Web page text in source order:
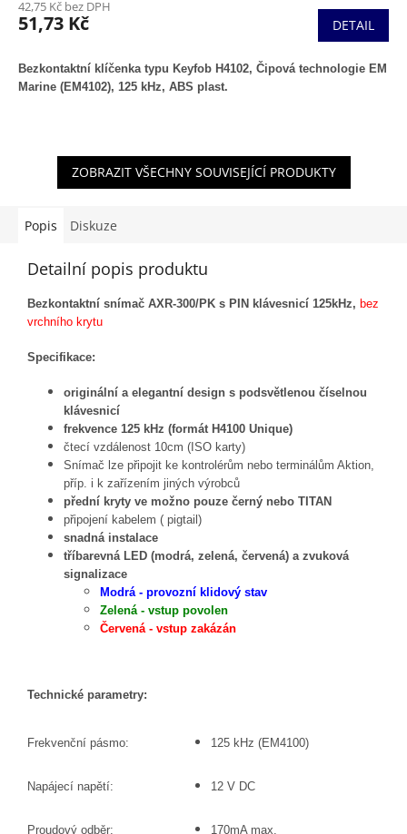
42,75 Kč bez DPH
51,73 Kč DETAIL
Bezkontaktní klíčenka typu Keyfob H4102, Čipová technologie EM
Marine (EM4102), 125 kHz, ABS plast.
ZOBRAZIT VŠECHNY SOUVISEJÍCÍ PRODUKTY
Popis Diskuze
Detailní popis produktu
Bezkontaktní snímač AXR-300/PK s PIN klávesnicí 125kHz, bez
vrchního krytu
Specifikace:
originální a elegantní design s podsvětlenou číselnou
klávesnicí
frekvence 125 kHz (formát H4100 Unique)
čtecí vzdálenost 10cm (ISO karty)
Snímač lze připojit ke kontrolérům nebo terminálům Aktion,
příp. i k zařízením jiných výrobců
přední kryty ve možno pouze černý nebo TITAN
připojení kabelem ( pigtail)
snadná instalace
tříbarevná LED (modrá, zelená, červená) a zvuková
signalizace
Modrá - provozní klidový stav
Zelená - vstup povolen
Červená - vstup zakázán
Technické parametry:
Frekvenční pásmo: 125 kHz (EM4100)
Napájecí napětí: 12 V DC
Proudový odběr: 170mA max.